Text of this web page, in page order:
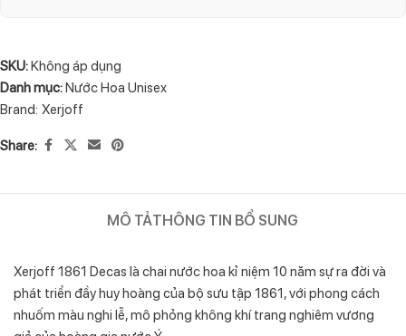
SKU:Không áp dụng
Danh mục:Nước Hoa Unisex
Brand: Xerjoff
Share:
MÔ TẢTHÔNG TIN BỔ SUNG
Xerjoff 1861 Decas là chai nước hoa kỉ niệm 10 năm sự ra đời và
phát triển đầy huy hoàng của bộ sưu tập 1861, với phong cách
nhuốm màu nghi lễ, mô phỏng không khí trang nghiêm vương